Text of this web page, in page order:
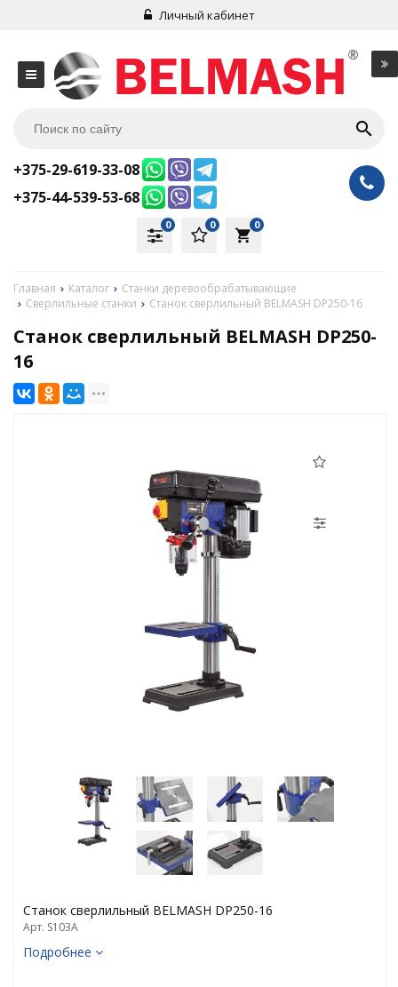
Личный кабинет
+375-29-619-33-08
+375-44-539-53-68
local_grocery_store
0
0
0
Главная Каталог
Станки деревообрабатывающие
Сверлильные станки
Станок сверлильный BELMASH DP250-16
Станок сверлильный BELMASH DP250-
16
Станок сверлильный BELMASH DP250-16
Арт. S103A
Подробнее